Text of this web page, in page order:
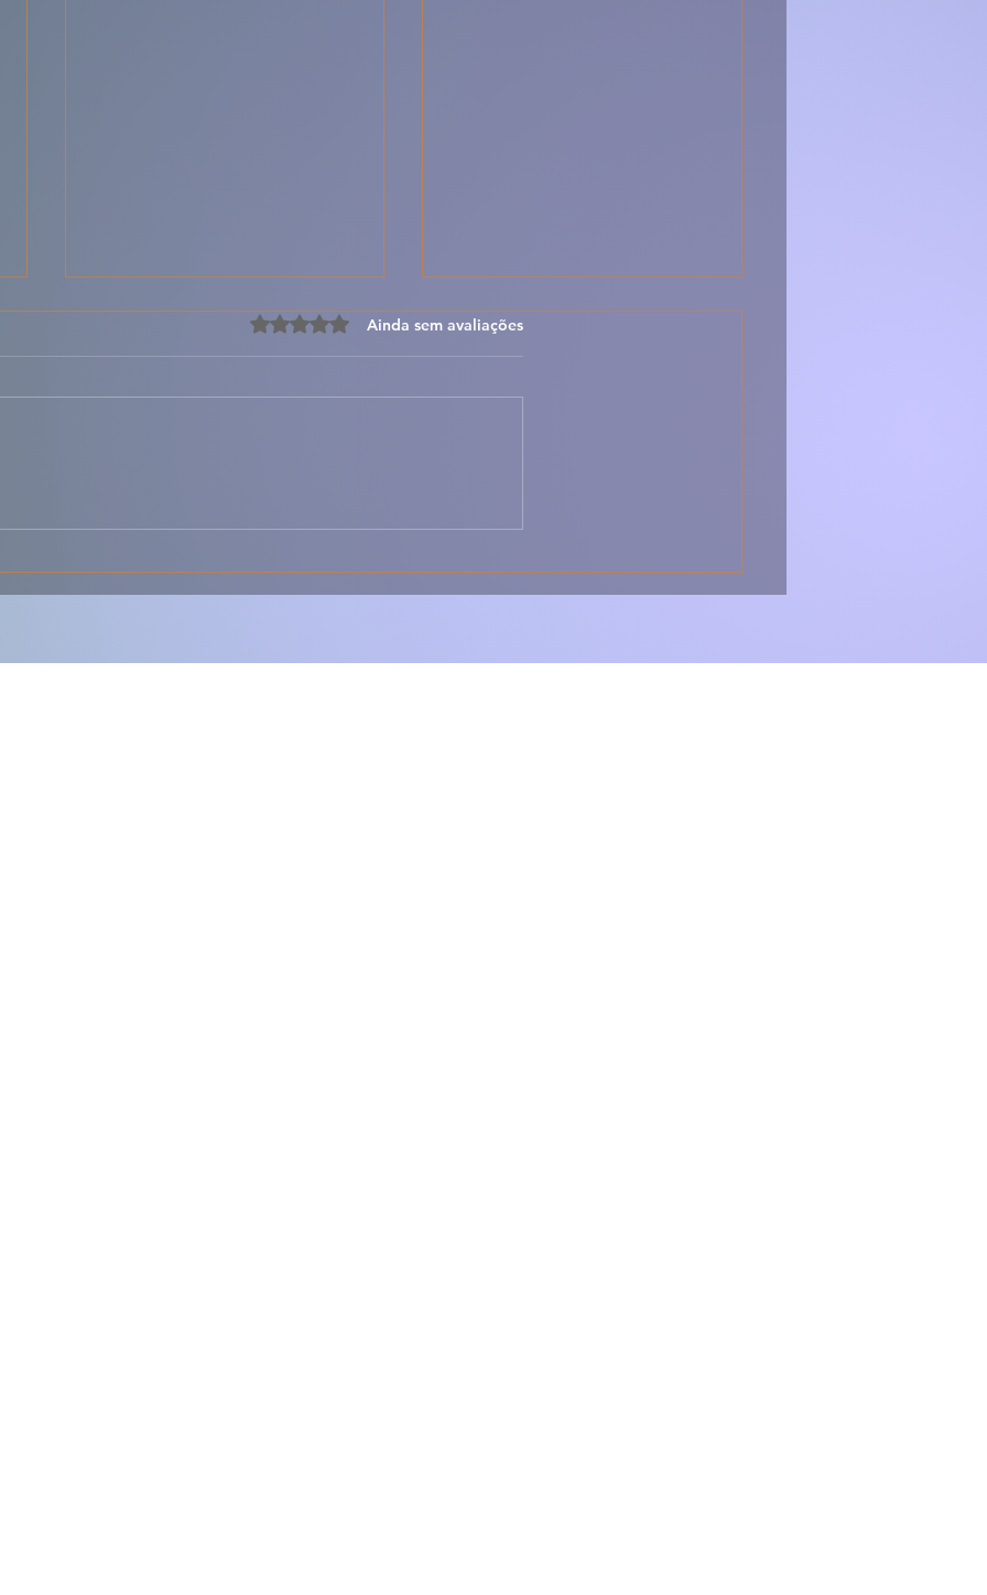
Muito Mais Fácil 🇵🇹
Avaliado com 0 de 5 estrelas.
Ainda sem avaliações